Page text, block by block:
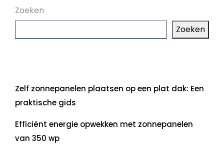
Zoeken
Zoeken
Zelf zonnepanelen plaatsen op een plat dak: Een
praktische gids
Efficiënt energie opwekken met zonnepanelen
van 350 wp